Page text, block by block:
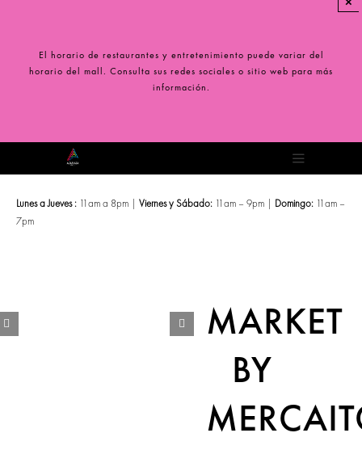
contenidoEl horario de restaurantes y entretenimiento puede variar del
horario del mall. Consulta sus redes sociales o sitio web para más
información.
Toggle
Lunes a Jueves :11am a 8pm | Viernes y Sábado:11am – 9pm | Domingo:11am –
7pm
MARKET
BY